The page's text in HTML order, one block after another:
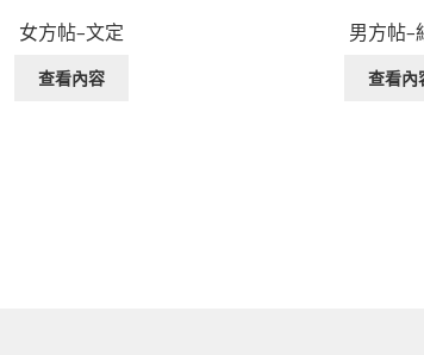
女方帖–文定
查看內容
男方帖–
查看內